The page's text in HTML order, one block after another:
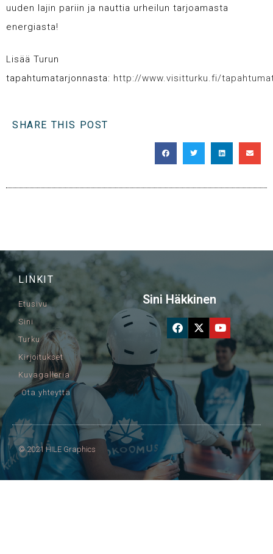
uuden lajin pariin ja nauttia urheilun tarjoamasta
energiasta!
Lisää Turun
tapahtumatarjonnasta: http://www.visitturku.fi/
SHARE THIS POST
LINKIT
Etusivu
Sini
Turku
Kirjoitukset
Kuvagalleria
Ota yhteyttä
Sini Häkkinen
© 2021 HILE Graphics